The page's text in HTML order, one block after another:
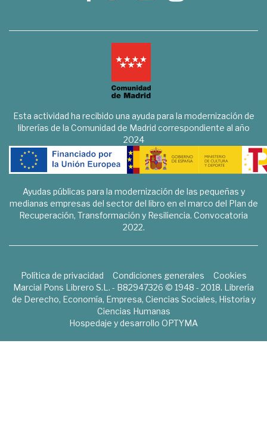
Esta actividad ha recibido una ayuda para la modernización de
librerías de la Comunidad de Madrid correspondiente al año
2024
Ayudas públicas para la modernización de las pequeñas y
medianas empresas del sector del libro en el marco del Plan de
Recuperación, Transformación y Resiliencia. Convocatoria
2022.
Política de privacidad Condiciones generales
Cookies
Marcial Pons Librero S.L. - B82947326 © 1948 - 2018. Librería
de Derecho, Economía, Empresa, Ciencias Sociales, Historia y
Ciencias Humanas
Hospedaje y desarrollo OPTYMA